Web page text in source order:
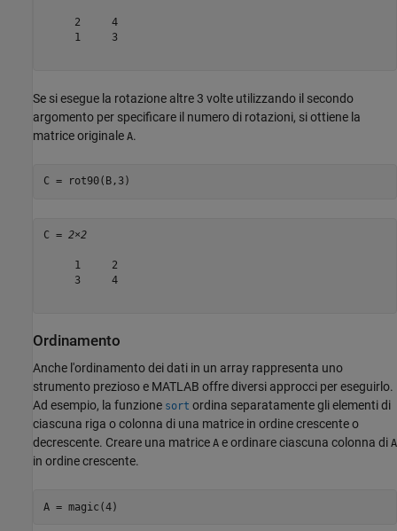
     2     4
     1     3
Se si esegue la rotazione altre 3 volte utilizzando il secondo
argomento per specificare il numero di rotazioni, si ottiene la
matrice originale A.
C = rot90(B,3)
C = 2×2
     1     2
     3     4
Ordinamento
Anche l'ordinamento dei dati in un array rappresenta uno
strumento prezioso e MATLAB offre diversi approcci per eseguirlo.
Ad esempio, la funzione sort ordina separatamente gli elementi di
ciascuna riga o colonna di una matrice in ordine crescente o
decrescente. Creare una matrice A e ordinare ciascuna colonna di A
in ordine crescente.
A = magic(4)